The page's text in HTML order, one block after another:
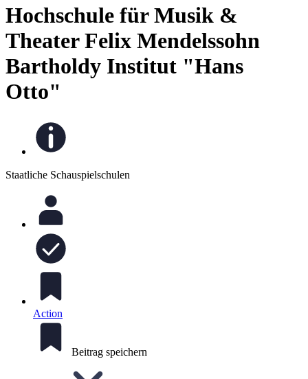
Hochschule für Musik &
Theater Felix Mendelssohn
Bartholdy Institut "Hans
Otto"
Staatliche Schauspielschulen
Action
Beitrag speichern